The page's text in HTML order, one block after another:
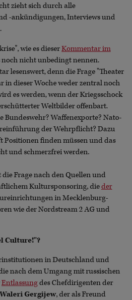
zieht sich durch alle
-ankündigungen, Interviews und
wie es dieserKommentar im
noch nicht unbedingt nennen.
lesenswert, denn die Frage "Theater
in dieser Woche weder zentral noch
es werden, wenn der Kriegsschock
Weltbilder offenbart.
Waffenexporte? Nato-
der Wehrpflicht? Dazu
finden müssen und das
und schmerzfrei werden.
Frage nach den Quellen und
Kultursponsoring, dieder
in Mecklenburg-
wie der Nordstream 2 AG und
Culture!"?
in Deutschland und
nach dem Umgang mit russischen
Entlassungdes Chefdirigenten der
Waleri Gergijew, der als Freund